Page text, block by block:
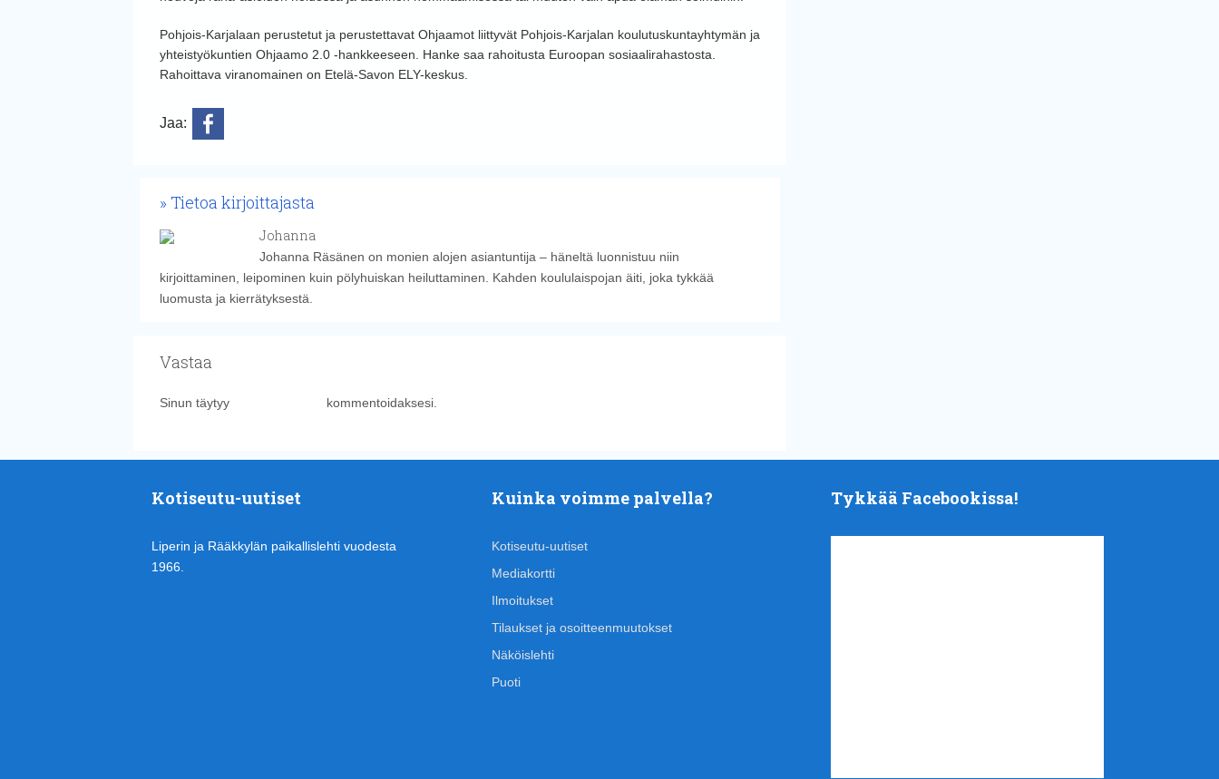
Pohjois-Karjalaan perustetut ja perustettavat Ohjaamot liittyvät Pohjois-Karjalan koulutuskuntayhtymän ja
yhteistyökuntien Ohjaamo 2.0 -hankkeeseen. Hanke saa rahoitusta Euroopan sosiaalirahastosta.
Rahoittava viranomainen on Etelä-Savon ELY-keskus.
Jaa:
Tietoa kirjoittajasta
Johanna
Johanna Räsänen on monien alojen asiantuntija – häneltä luonnistuu niin
kirjoittaminen, leipominen kuin pölyhuiskan heiluttaminen. Kahden koululaispojan äiti, joka tykkää
luomusta ja kierrätyksestä.
Vastaa
Sinun täytyy kommentoidaksesi.
Kotiseutu-uutiset
Liperin ja Rääkkylän paikallislehti vuodesta
1966.
Kuinka voimme palvella?
Kotiseutu-uutiset
Mediakortti
Ilmoitukset
Tilaukset ja osoitteenmuutokset
Näköislehti
Puoti
Tykkää Facebookissa!